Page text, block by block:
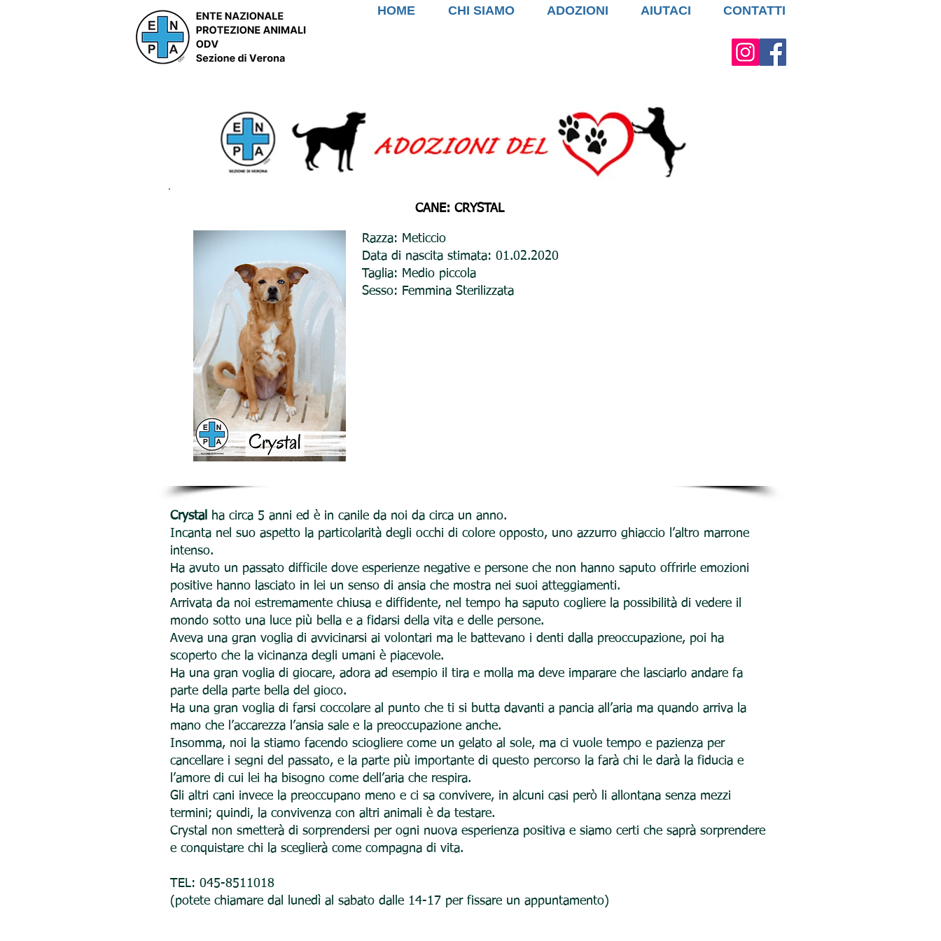
HOME CHI SIAMO ADOZIONI AIUTACI CONTATTI
CANE: CRYSTAL
Razza: Meticcio
Data di nascita stimata: 01.02.2020
Taglia: Medio piccola
Sesso: Femmina Sterilizzata
Crystal
ha circa 5 anni ed è in canile da noi da circa un anno.
Incanta nel suo aspetto la particolarità degli occhi di colore opposto, uno azzurro ghiaccio l’altro marrone
intenso.
Ha avuto un passato difficile dove esperienze negative e persone che non hanno saputo offrirle emozioni
positive hanno lasciato in lei un senso di ansia che mostra nei suoi atteggiamenti.
Arrivata da noi estremamente chiusa e diffidente, nel tempo ha saputo cogliere la possibilità di vedere il
mondo sotto una luce più bella e a fidarsi della vita e delle persone.
Aveva una gran voglia di avvicinarsi ai volontari ma le battevano i denti dalla preoccupazione, poi ha
scoperto che la vicinanza degli umani è piacevole.
Ha una gran voglia di giocare, adora ad esempio il tira e molla ma deve imparare che lasciarlo andare fa
parte della parte bella del gioco.
Ha una gran voglia di farsi coccolare al punto che ti si butta davanti a pancia all’aria ma quando arriva la
mano che l’accarezza l’ansia sale e la preoccupazione anche.
Insomma, noi la stiamo facendo sciogliere come un gelato al sole, ma ci vuole tempo e pazienza per
cancellare i segni del passato, e la parte più importante di questo percorso la farà chi le darà la fiducia e
l’amore di cui lei ha bisogno come dell’aria che respira.
Gli altri cani invece la preoccupano meno e ci sa convivere, in alcuni casi però li allontana senza mezzi
termini; quindi, la convivenza con altri animali è da testare.
Crystal non smetterà di sorprendersi per ogni nuova esperienza positiva e siamo certi che saprà sorprendere
e conquistare chi la sceglierà come compagna di vita.
TEL: 045-8511018
(potete chiamare dal lunedì al sabato dalle 14-17 per fissare un appuntamento)